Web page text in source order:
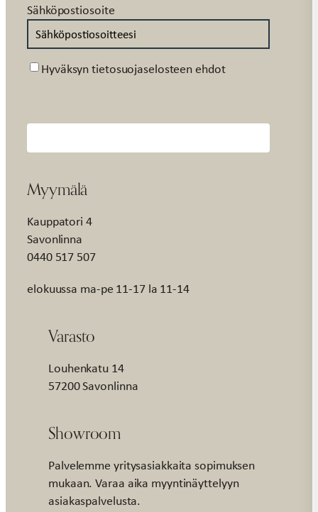
Sähköpostiosoite
Suostumus
Hyväksyn tietosuojaselosteen ehdot
Myymälä
Kauppatori 4
Savonlinna
0440 517 507
elokuussa ma-pe 11-17 la 11-14
Varasto
Louhenkatu 14
57200 Savonlinna
Showroom
Palvelemme yritysasiakkaita sopimuksen
mukaan. Varaa aika myyntinäyttelyyn
asiakaspalvelusta.